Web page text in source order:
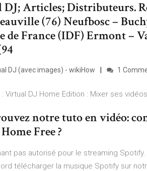
Articles; Distributeurs.
(76) Neufbosc –
de France (IDF) Ermont –
DJ (avec images) - wikiHow 1
Virtual DJ Home Edition : Mixer ses
notre tuto en vidéo:
Free ?
pas autorisé pour le streaming
télécharger la musique Spotify sur